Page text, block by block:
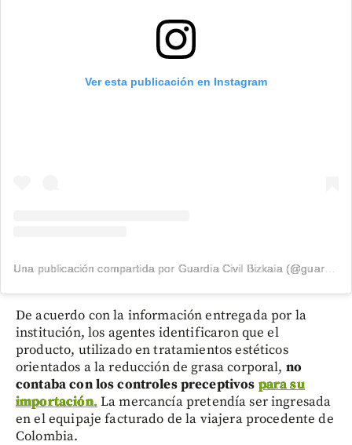
Ver esta publicación en Instagram
Una publicación compartida por Guardia Civil Bizkaia (@guardiacivilbizkaia)
De acuerdo con la información entregada por la
institución, los agentes identificaron que el
producto, utilizado en tratamientos estéticos
orientados a la reducción de grasa corporal, no
contaba con los controles preceptivos para su
importación. La mercancía pretendía ser ingresada
en el equipaje facturado de la viajera procedente de
Colombia.